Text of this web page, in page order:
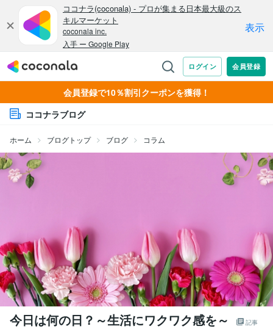
会員登録で10％割引クーポンを獲得！
ココナラブログ
ホーム ブログトップ ブログ コラム
今日は何の日？～生活にワクワク感を～ 記事